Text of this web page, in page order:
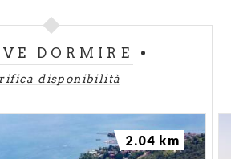
DORMIRE
disponibilità
2.04 km